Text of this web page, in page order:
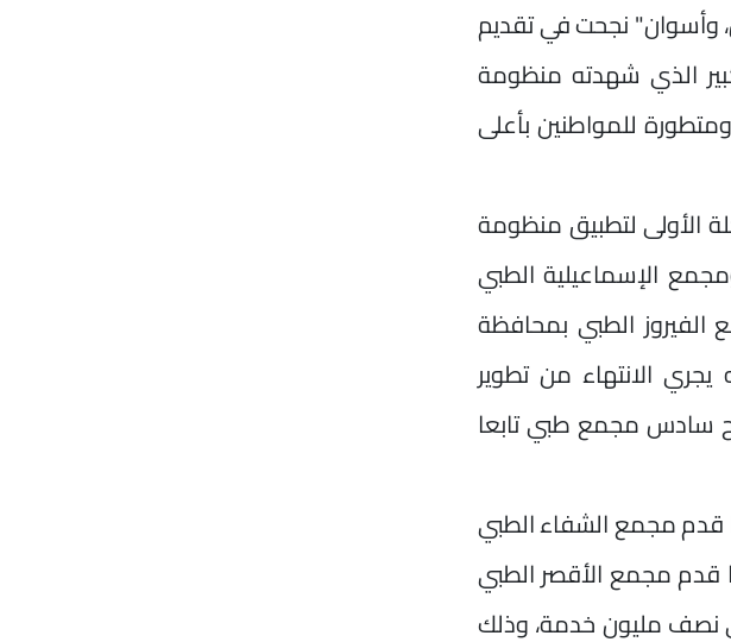
وأسوان" نجحت في تقديم
للمواطنين بأعلى
المرحلة الأولى لتطبيق منظومة
الإسماعيلية الطبي
الطبي بمحافظة
الانتهاء من تطوير
سادس مجمع طبي تابعا
وعلاجية، فيما قدم مجمع الشفاء الطبي
الطبي 2.8 مليون خدمة، بينما قدم مجمع الأقصر الطبي
نصف مليون خدمة، وذلك